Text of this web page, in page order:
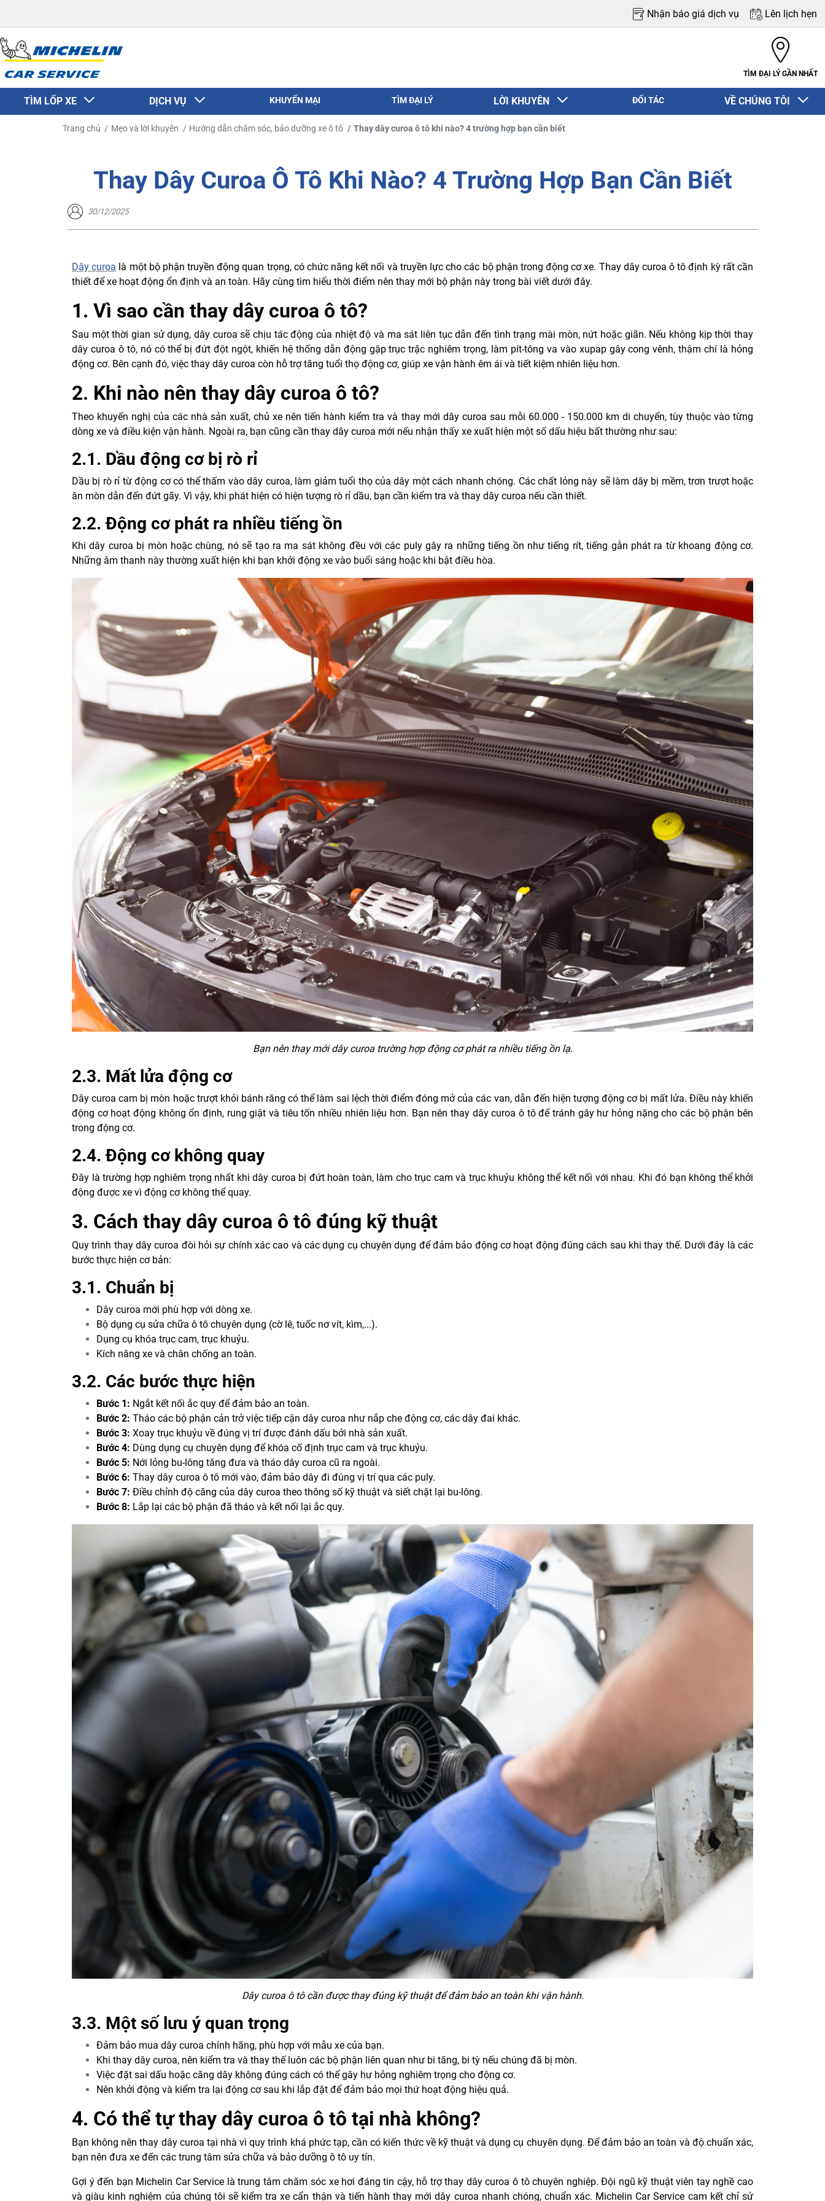
Nhận báo giá dịch vụ Lên lịch hẹn
TÌM ĐẠI LÝ GẦN NHẤT
TÌM LỐP XE DỊCH VỤ KHUYẾN MẠI TÌM ĐẠI LÝ LỜI KHUYÊN ĐỐI TÁC VỀ CHÚNG TÔI
Trang chủ Mẹo và lời khuyên Hướng dẫn chăm sóc, bảo dưỡng xe ô tô Thay dây curoa ô tô khi nào? 4 trường hợp bạn cần biết
Thay Dây Curoa Ô Tô Khi Nào? 4 Trường Hợp Bạn Cần Biết
30/12/2025
Dây curoa là một bộ phận truyền động quan trọng, có chức năng kết nối và truyền lực cho các bộ phận trong động cơ xe. Thay dây curoa ô tô định kỳ rất cần
thiết để xe hoạt động ổn định và an toàn. Hãy cùng tìm hiểu thời điểm nên thay mới bộ phận này trong bài viết dưới đây.
1. Vì sao cần thay dây curoa ô tô?
Sau một thời gian sử dụng, dây curoa sẽ chịu tác động của nhiệt độ và ma sát liên tục dẫn đến tình trạng mài mòn, nứt hoặc giãn. Nếu không kịp thời thay
dây curoa ô tô, nó có thể bị đứt đột ngột, khiến hệ thống dẫn động gặp trục trặc nghiêm trọng, làm pít-tông va vào xupap gây cong vênh, thậm chí là hỏng
động cơ. Bên cạnh đó, việc thay dây curoa còn hỗ trợ tăng tuổi thọ động cơ, giúp xe vận hành êm ái và tiết kiệm nhiên liệu hơn.
2. Khi nào nên thay dây curoa ô tô?
Theo khuyến nghị của các nhà sản xuất, chủ xe nên tiến hành kiểm tra và thay mới dây curoa sau mỗi 60.000 - 150.000 km di chuyển, tùy thuộc vào từng
dòng xe và điều kiện vận hành. Ngoài ra, bạn cũng cần thay dây curoa mới nếu nhận thấy xe xuất hiện một số dấu hiệu bất thường như sau:
2.1. Dầu động cơ bị rò rỉ
Dầu bị rò rỉ từ động cơ có thể thấm vào dây curoa, làm giảm tuổi thọ của dây một cách nhanh chóng. Các chất lỏng này sẽ làm dây bị mềm, trơn trượt hoặc
ăn mòn dẫn đến đứt gãy. Vì vậy, khi phát hiện có hiện tượng rò rỉ dầu, bạn cần kiểm tra và thay dây curoa nếu cần thiết.
2.2. Động cơ phát ra nhiều tiếng ồn
Khi dây curoa bị mòn hoặc chùng, nó sẽ tạo ra ma sát không đều với các puly gây ra những tiếng ồn như tiếng rít, tiếng gằn phát ra từ khoang động cơ.
Những âm thanh này thường xuất hiện khi bạn khởi động xe vào buổi sáng hoặc khi bật điều hòa.
Bạn nên thay mới dây curoa trường hợp động cơ phát ra nhiều tiếng ồn lạ.
2.3. Mất lửa động cơ
Dây curoa cam bị mòn hoặc trượt khỏi bánh răng có thể làm sai lệch thời điểm đóng mở của các van, dẫn đến hiện tượng động cơ bị mất lửa. Điều này khiến
động cơ hoạt động không ổn định, rung giật và tiêu tốn nhiều nhiên liệu hơn. Bạn nên thay dây curoa ô tô để tránh gây hư hỏng nặng cho các bộ phận bên
trong động cơ.
2.4. Động cơ không quay
Đây là trường hợp nghiêm trọng nhất khi dây curoa bị đứt hoàn toàn, làm cho trục cam và trục khuỷu không thể kết nối với nhau. Khi đó bạn không thể khởi
động được xe vì động cơ không thể quay.
3. Cách thay dây curoa ô tô đúng kỹ thuật
Quy trình thay dây curoa đòi hỏi sự chính xác cao và các dụng cụ chuyên dụng để đảm bảo động cơ hoạt động đúng cách sau khi thay thế. Dưới đây là các
bước thực hiện cơ bản:
3.1. Chuẩn bị
Dây curoa mới phù hợp với dòng xe.
Bộ dụng cụ sửa chữa ô tô chuyên dụng (cờ lê, tuốc nơ vít, kìm,...).
Dụng cụ khóa trục cam, trục khuỷu.
Kích nâng xe và chân chống an toàn.
3.2. Các bước thực hiện
Bước 1: Ngắt kết nối ắc quy để đảm bảo an toàn.
Bước 2: Tháo các bộ phận cản trở việc tiếp cận dây curoa như nắp che động cơ, các dây đai khác.
Bước 3: Xoay trục khuỷu về đúng vị trí được đánh dấu bởi nhà sản xuất.
Bước 4: Dùng dụng cụ chuyên dụng để khóa cố định trục cam và trục khuỷu.
Bước 5: Nới lỏng bu-lông tăng đưa và tháo dây curoa cũ ra ngoài.
Bước 6: Thay dây curoa ô tô mới vào, đảm bảo dây đi đúng vị trí qua các puly.
Bước 7: Điều chỉnh độ căng của dây curoa theo thông số kỹ thuật và siết chặt lại bu-lông.
Bước 8: Lắp lại các bộ phận đã tháo và kết nối lại ắc quy.
Dây curoa ô tô cần được thay đúng kỹ thuật để đảm bảo an toàn khi vận hành.
3.3. Một số lưu ý quan trọng
Đảm bảo mua dây curoa chính hãng, phù hợp với mẫu xe của bạn.
Khi thay dây curoa, nên kiểm tra và thay thế luôn các bộ phận liên quan như bi tăng, bi tỳ nếu chúng đã bị mòn.
Việc đặt sai dấu hoặc căng dây không đúng cách có thể gây hư hỏng nghiêm trọng cho động cơ.
Nên khởi động và kiểm tra lại động cơ sau khi lắp đặt để đảm bảo mọi thứ hoạt động hiệu quả.
4. Có thể tự thay dây curoa ô tô tại nhà không?
Bạn không nên thay dây curoa tại nhà vì quy trình khá phức tạp, cần có kiến thức về kỹ thuật và dụng cụ chuyên dụng. Để đảm bảo an toàn và độ chuẩn xác,
bạn nên đưa xe đến các trung tâm sửa chữa và bảo dưỡng ô tô uy tín.
Gợi ý đến bạn Michelin Car Service là trung tâm chăm sóc xe hơi đáng tin cậy, hỗ trợ thay dây curoa ô tô chuyên nghiệp. Đội ngũ kỹ thuật viên tay nghề cao
và giàu kinh nghiệm của chúng tôi sẽ kiểm tra xe cẩn thận và tiến hành thay mới dây curoa nhanh chóng, chuẩn xác. Michelin Car Service cam kết chỉ sử